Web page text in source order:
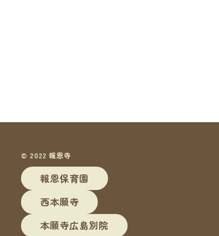
© 2022 報恩寺
報恩保育園
西本願寺
本願寺広島別院